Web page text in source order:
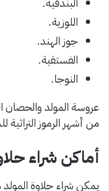
اللوزية.
جوز الهند.
الفستقية.
النوجا.
عروسة المولد والحصان
من أشهر الرموز التراثية
أماكن شراء حلاوة
يمكن شراء حلاوة